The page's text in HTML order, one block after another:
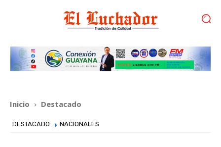
Inicio Destacado
DESTACADO NACIONALES